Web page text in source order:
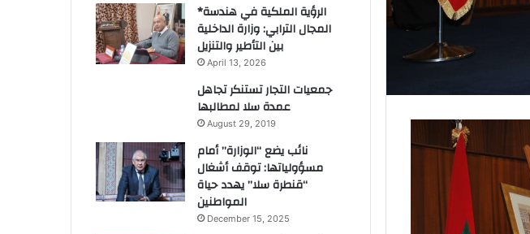
*الرؤية الملكية في هندسة
المجال الترابي: وزارة الداخلية
بين التأطير والتنزيل
April 13, 2026
جمعيات التجار تستنكر تجاهل
عمدة سلا لمطالبها
August 29, 2019
نائب يضع “الوزارة” أمام
مسؤولياتها: توقف أشغال
“قنطرة سلا” يهدد حياة
المواطنين
December 15, 2025